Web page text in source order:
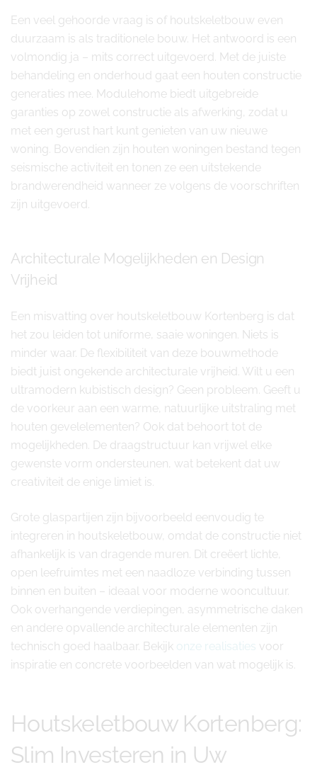
Een veel gehoorde vraag is of houtskeletbouw even
duurzaam is als traditionele bouw. Het antwoord is een
volmondig ja – mits correct uitgevoerd. Met de juiste
behandeling en onderhoud gaat een houten constructie
generaties mee. Modulehome biedt uitgebreide
garanties op zowel constructie als afwerking, zodat u
met een gerust hart kunt genieten van uw nieuwe
woning. Bovendien zijn houten woningen bestand tegen
seismische activiteit en tonen ze een uitstekende
brandwerendheid wanneer ze volgens de voorschriften
zijn uitgevoerd.
Architecturale Mogelijkheden en Design
Vrijheid
Een misvatting over houtskeletbouw Kortenberg is dat
het zou leiden tot uniforme, saaie woningen. Niets is
minder waar. De flexibiliteit van deze bouwmethode
biedt juist ongekende architecturale vrijheid. Wilt u een
ultramodern kubistisch design? Geen probleem. Geeft u
de voorkeur aan een warme, natuurlijke uitstraling met
houten gevelelementen? Ook dat behoort tot de
mogelijkheden. De draagstructuur kan vrijwel elke
gewenste vorm ondersteunen, wat betekent dat uw
creativiteit de enige limiet is.
Grote glaspartijen zijn bijvoorbeeld eenvoudig te
integreren in houtskeletbouw, omdat de constructie niet
afhankelijk is van dragende muren. Dit creëert lichte,
open leefruimtes met een naadloze verbinding tussen
binnen en buiten – ideaal voor moderne wooncultuur.
Ook overhangende verdiepingen, asymmetrische daken
en andere opvallende architecturale elementen zijn
technisch goed haalbaar. Bekijk onze realisaties voor
inspiratie en concrete voorbeelden van wat mogelijk is.
Houtskeletbouw Kortenberg:
Slim Investeren in Uw